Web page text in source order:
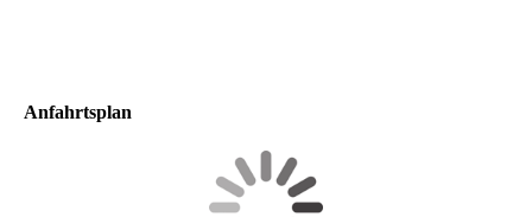
Anfahrtsplan